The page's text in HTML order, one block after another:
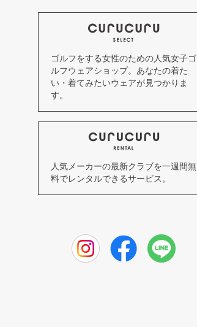
ゴルフをする女性のための人気女子ゴ
ルフウェアショップ。あなたの着た
い・着てみたいウェアが見つかりま
す。
人気メーカーの最新クラブを一週間無
料でレンタルできるサービス。